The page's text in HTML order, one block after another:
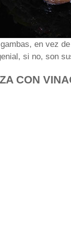
en vez
si no, son
CON